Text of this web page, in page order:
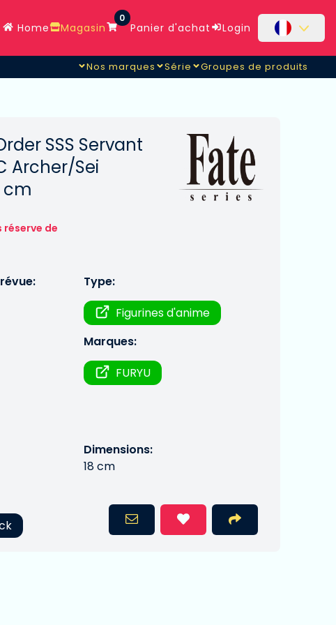
Home Magasin
0
Panier d'achat Login
Nos marques Série Groupes de produits
SSS Servant
Archer/Sei
cm
réserve de
Type:
Figurines d'anime
Marques:
FURYU
Dimensions:
18 cm